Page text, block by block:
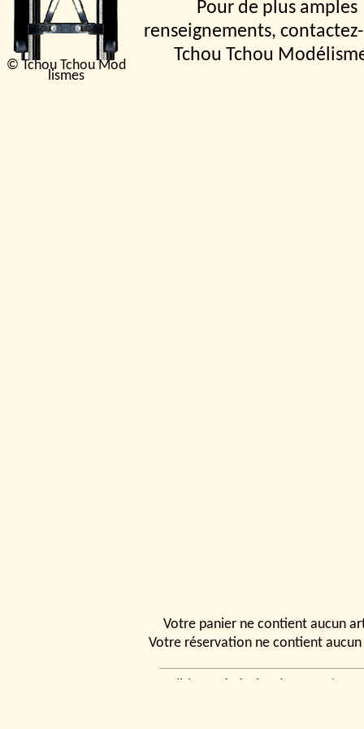
© Tchou Tchou Mod
lismes
Pour de plus amples
renseignements,
Tchou Tchou
Votre panier ne contient aucun
Votre réservation ne contient